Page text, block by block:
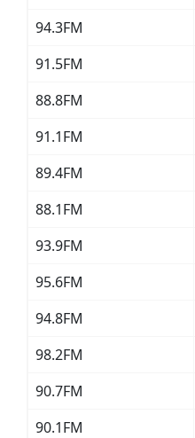
94.3FM
91.5FM
88.8FM
91.1FM
89.4FM
88.1FM
93.9FM
95.6FM
94.8FM
98.2FM
90.7FM
90.1FM